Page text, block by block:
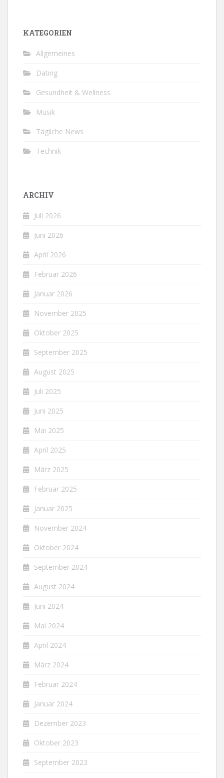
KATEGORIEN
Allgemeines
Dating
Gesundheit & Wellness
Musik
Tägliche News
Technik
ARCHIV
Juli 2026
Juni 2026
April 2026
Februar 2026
Januar 2026
November 2025
Oktober 2025
September 2025
August 2025
Juli 2025
Juni 2025
Mai 2025
April 2025
März 2025
Februar 2025
Januar 2025
November 2024
Oktober 2024
September 2024
August 2024
Juni 2024
Mai 2024
April 2024
März 2024
Februar 2024
Januar 2024
Dezember 2023
Oktober 2023
September 2023